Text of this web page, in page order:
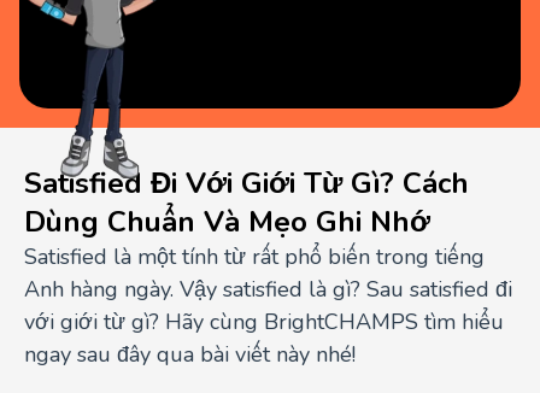
Satisfied Đi Với Giới Từ Gì? Cách
Dùng Chuẩn Và Mẹo Ghi Nhớ
Satisfied là một tính từ rất phổ biến trong tiếng
Anh hàng ngày. Vậy satisfied là gì? Sau satisfied đi
với giới từ gì? Hãy cùng BrightCHAMPS tìm hiểu
ngay sau đây qua bài viết này nhé!